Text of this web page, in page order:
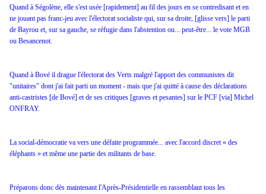
Quand à Ségolène, elle s'est usée [rapidement] au fil des jours en se contredisant et en
ne jouant pas franc-jeu avec l'électorat socialiste qui, sur sa droite, [glisse vers] le parti
de Bayrou et, sur sa gauche, se réfugie dans l'abstention ou... peut-être... le vote MGB
ou Besancenot.
Quand à Bové il drague l'électorat des Verts malgré l'apport des communistes dit
"unitaires" dont j'ai fait parti un moment - mais que j'ai quitté à cause des déclarations
anti-castristes [de Bové] et de ses critiques [graves et pesantes] sur le PCF [via] Michel
ONFRAY.
La social-démocratie va vers une défaite programmée... avec l'accord discret « des
éléphants » et même une partie des militants de base.
Préparons donc dès maintenant l'Après-Présidentielle en rassemblant tous les